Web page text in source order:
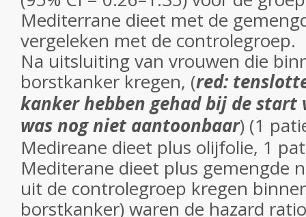
Mediterrane dieet met de
vergeleken met de controlegroep.
Na uitsluiting van vrouwen die
borstkanker kregen, (red:
kanker hebben gehad bij de start
was nog niet aantoonbaar) (1
Medireane dieet plus olijfolie, 1
Mediterane dieet plus gemengde
uit de controlegroep kregen
borstkanker) waren de hazard